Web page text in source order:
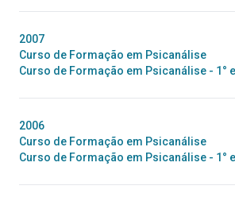
2007
Curso de Formação em Psicanálise
Curso de Formação em Psicanálise - 1°
2006
Curso de Formação em Psicanálise
Curso de Formação em Psicanálise - 1°